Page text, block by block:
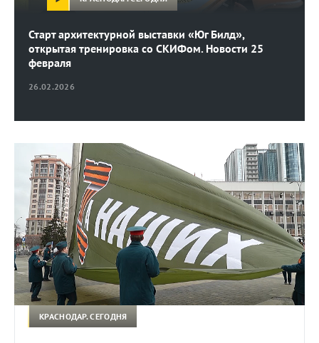
26.02.2026
Старт архитектурной выставки «Юг Билд»,
открытая тренировка со СКИФом. Новости 25
февраля
КРАСНОДАР. СЕГОДНЯ